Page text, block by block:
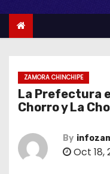
t
e
ZAMORA CHINCHIPE
La Prefectura
Chorro y La
By
Oct 18,